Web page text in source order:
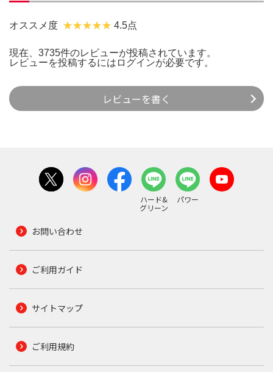
オススメ度 4.5点
現在、3735件のレビューが投稿されています。
レビューを投稿するには ログインが必要です。
レビューを書く
ハード&
グリーン
パワー
お問い合わせ
ご利用ガイド
サイトマップ
ご利用規約